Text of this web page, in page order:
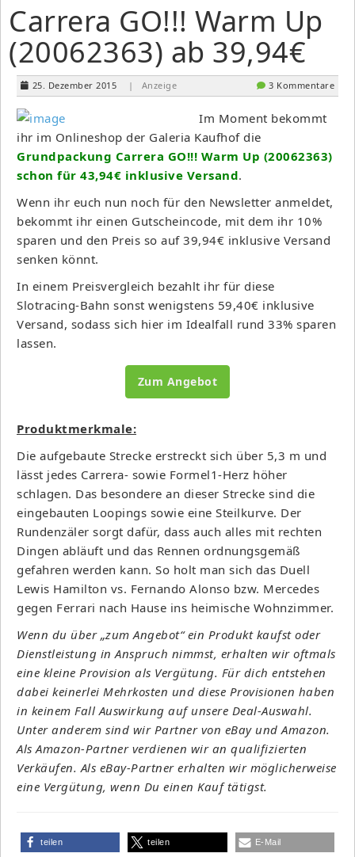
Carrera GO!!! Warm Up
(20062363) ab 39,94€
25. Dezember 2015 | Anzeige 3 Kommentare
Im Moment bekommt
ihr im Onlineshop der Galeria Kaufhof die
Grundpackung Carrera GO!!! Warm Up (20062363)
schon für 43,94€ inklusive Versand.
Wenn ihr euch nun noch für den Newsletter anmeldet,
bekommt ihr einen Gutscheincode, mit dem ihr 10%
sparen und den Preis so auf 39,94€ inklusive Versand
senken könnt.
In einem Preisvergleich bezahlt ihr für diese
Slotracing-Bahn sonst wenigstens 59,40€ inklusive
Versand, sodass sich hier im Idealfall rund 33% sparen
lassen.
Zum Angebot
Produktmerkmale:
Die aufgebaute Strecke erstreckt sich über 5,3 m und
lässt jedes Carrera- sowie Formel1-Herz höher
schlagen. Das besondere an dieser Strecke sind die
eingebauten Loopings sowie eine Steilkurve. Der
Rundenzäler sorgt dafür, dass auch alles mit rechten
Dingen abläuft und das Rennen ordnungsgemäß
gefahren werden kann. So holt man sich das Duell
Lewis Hamilton vs. Fernando Alonso bzw. Mercedes
gegen Ferrari nach Hause ins heimische Wohnzimmer.
Wenn du über „zum Angebot“ ein Produkt kaufst oder
Dienstleistung in Anspruch nimmst, erhalten wir oftmals
eine kleine Provision als Vergütung. Für dich entstehen
dabei keinerlei Mehrkosten und diese Provisionen haben
in keinem Fall Auswirkung auf unsere Deal-Auswahl.
Unter anderem sind wir Partner von eBay und Amazon.
Als Amazon-Partner verdienen wir an qualifizierten
Verkäufen. Als eBay-Partner erhalten wir möglicherweise
eine Vergütung, wenn Du einen Kauf tätigst.
teilen teilen E-Mail